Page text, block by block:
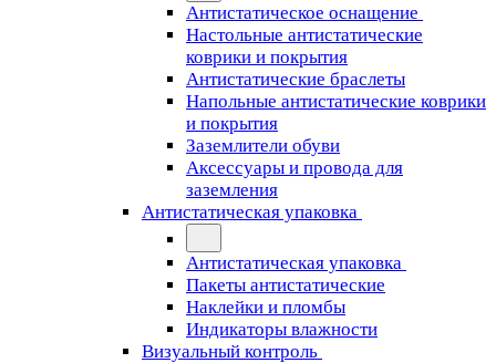
Антистатическое оснащение
Настольные антистатические
коврики и покрытия
Антистатические браслеты
Напольные антистатические коврики
и покрытия
Заземлители обуви
Аксессуары и провода для
заземления
Антистатическая упаковка
Антистатическая упаковка
Пакеты антистатические
Наклейки и пломбы
Индикаторы влажности
Визуальный контроль